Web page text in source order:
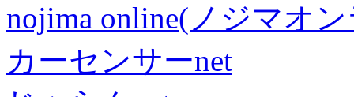
nojima online(ノジマオ
カーセンサーnet